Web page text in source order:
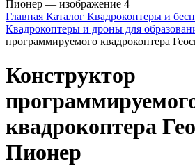
Главная Каталог Квадрокоптеры и
Квадрокоптеры и дроны для
программируемого квадрокоптера
Конструктор
квадрокоптера
Пионер